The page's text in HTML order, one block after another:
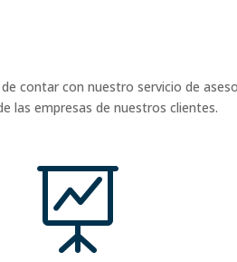
de contar con nuestro servicio de
las empresas de nuestros clientes.
